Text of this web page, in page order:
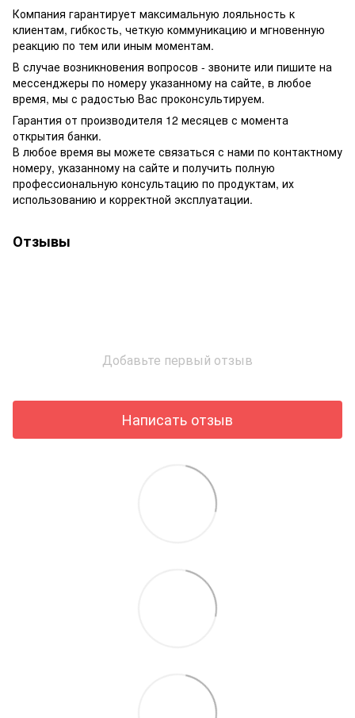
Компания гарантирует максимальную лояльность к
клиентам, гибкость, четкую коммуникацию и мгновенную
реакцию по тем или иным моментам.
В случае возникновения вопросов - звоните или пишите на
мессенджеры по номеру указанному на сайте, в любое
время, мы с радостью Вас проконсультируем.
Гарантия от производителя 12 месяцев с момента
открытия банки.
В любое время вы можете связаться с нами по контактному
номеру, указанному на сайте и получить полную
профессиональную консультацию по продуктам, их
использованию и корректной эксплуатации.
Отзывы
Добавьте первый отзыв
Написать отзыв